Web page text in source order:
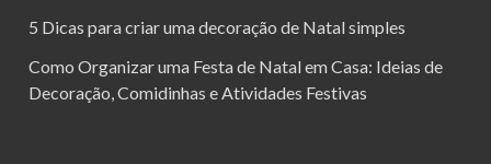
5 Dicas para criar uma decoração de Natal simples
Como Organizar uma Festa de Natal em Casa: Ideias de
Decoração, Comidinhas e Atividades Festivas